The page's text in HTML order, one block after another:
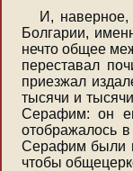
И,
Болгарии,
нечто общее
переставал
приезжал
тысячи и
Серафим: он
отображалось
Серафим были
чтобы